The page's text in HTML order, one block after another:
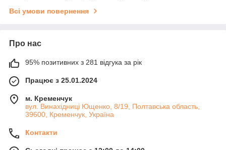
Всі умови повернення
Про нас
95% позитивних з 281 відгука за рік
Працює з 25.01.2024
м. Кременчук
вул. Винахідниці Ющенко, 8/19, Полтавська область,
39600, Кременчук, Україна
Контакти